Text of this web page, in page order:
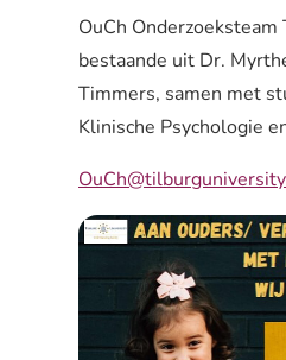
OuCh
bestaande uit Dr.
Timmers, samen met
Klinische Psychologie